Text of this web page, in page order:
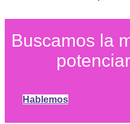
Buscamos la
Hablemos